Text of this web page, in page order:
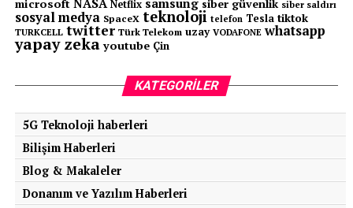
microsoft NASA Netflix samsung siber güvenlik siber saldırı
sosyal medya SpaceX teknoloji telefon Tesla tiktok
TURKCELL twitter Türk Telekom uzay VODAFONE whatsapp
yapay zeka youtube Çin
KATEGORILER
5G Teknoloji haberleri
Bilişim Haberleri
Blog & Makaleler
Donanım ve Yazılım Haberleri